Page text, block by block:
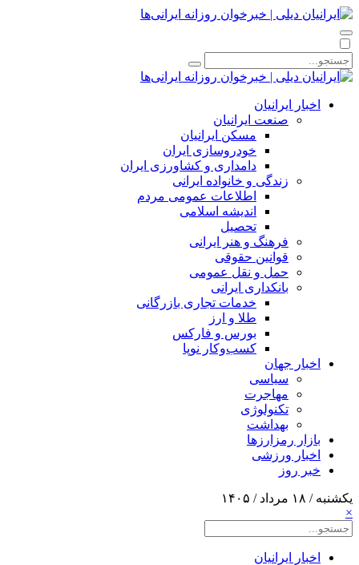
اخبار ایرانیان
صنعت ایرانیان
مسکن ایرانیان
خودروسازی ایران
دامداری و کشاورزی ایران
زندگی و خانواده ایرانی
اطلاعات عمومی مردم
اندیشه اسلامی
تحصیل
فرهنگ و هنر ایرانی
قوانین حقوقی
حمل و نقل عمومی
بانکداری ایرانی
خدمات تجاری بازرگانی
طلا و ارز
بورس و فارکس
کسب‌وکار نوپا
اخبار جهان
سیاسی
مهاجرت
تکنولوژی
بهداشت
بازار رمزارزها
اخبار ورزشی
خبر روز
یکشنبه / ۱۸ مرداد / ۱۴۰۵
×
اخبار ایرانیان